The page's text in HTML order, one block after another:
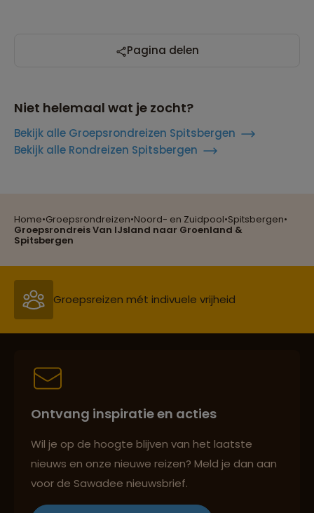
Home•Groepsrondreizen•Noord- en Zuidpool•Spitsbergen•
Groepsrondreis Van IJsland naar Groenland &
Spitsbergen
Pagina delen
Niet helemaal wat je zocht?
Bekijk alle Groepsrondreizen Spitsbergen
Bekijk alle Rondreizen Spitsbergen
Reizen met oog voor mens, cultuur en milieu
Groepsreizen mét indivuele vrijheid
Reiszekerheid met Sawadee
Reizen met oog voor mens, cultuur en milieu
Ontvang inspiratie en acties
Wil je op de hoogte blijven van het laatste
nieuws en onze nieuwe reizen? Meld je dan aan
voor de Sawadee nieuwsbrief.